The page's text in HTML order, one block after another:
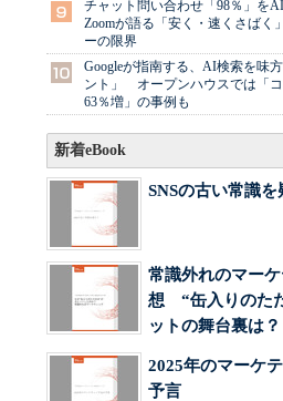
チャット問い合わせ「98％」を
Zoomが語る「安く・速くさばく
ーの限界
Googleが指南する、AI検索を味
ント」 オープンハウスでは「
63％増」の事例も
新着eBook
SNSの古い常識を
常識外れのマー
想 “缶入りのた
ットの舞台裏は？
2025年のマーケ
予言